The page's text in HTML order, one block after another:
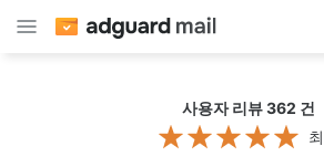
사용자 리뷰 362 건